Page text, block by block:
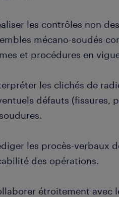
les contrôles non
mécano-soudés
et procédures en
les clichés de
défauts (fissures,
les procès-verbaux
des opérations.
étroitement avec